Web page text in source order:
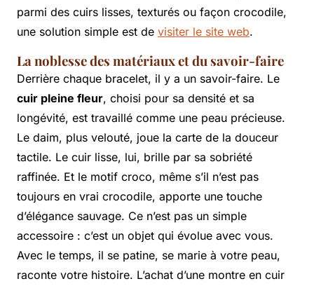
parmi des cuirs lisses, texturés ou façon crocodile,
une solution simple est de visiter le site web.
La noblesse des matériaux et du savoir-faire
Derrière chaque bracelet, il y a un savoir-faire. Le
cuir pleine fleur, choisi pour sa densité et sa
longévité, est travaillé comme une peau précieuse.
Le daim, plus velouté, joue la carte de la douceur
tactile. Le cuir lisse, lui, brille par sa sobriété
raffinée. Et le motif croco, même s’il n’est pas
toujours en vrai crocodile, apporte une touche
d’élégance sauvage. Ce n’est pas un simple
accessoire : c’est un objet qui évolue avec vous.
Avec le temps, il se patine, se marie à votre peau,
raconte votre histoire. L’achat d’une montre en cuir